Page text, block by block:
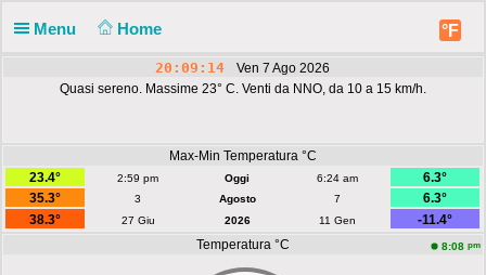
Menu Home °F
20:09:14
Ven 7 Ago 2026
Quasi sereno. Massime 23° C. Venti da NNO, da 10 a 15 km/h.
Max-Min Temperatura °C
23.4°
2:59 pm Oggi 6:24 am
6.3°
35.3°
3 Agosto 7
6.3°
38.3°
27 Giu 2026 11 Gen
-11.4°
Temperatura °C
8:08 pm